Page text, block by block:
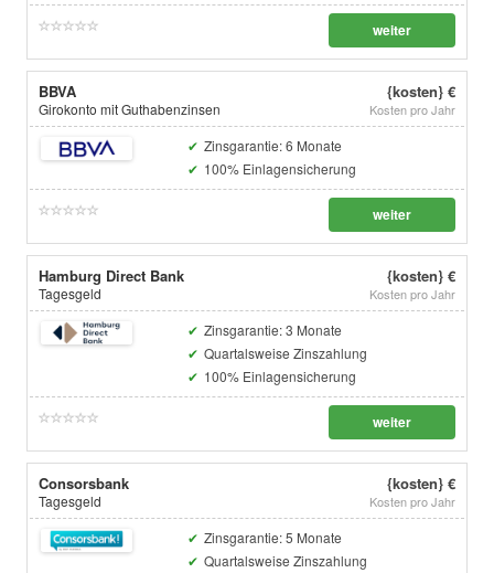
weiter
BBVA
Girokonto mit Guthabenzinsen
{kosten} €
Kosten pro Jahr
Zinsgarantie: 6 Monate
100% Einlagensicherung
weiter
Hamburg Direct Bank
Tagesgeld
{kosten} €
Kosten pro Jahr
Zinsgarantie: 3 Monate
Quartalsweise Zinszahlung
100% Einlagensicherung
weiter
Consorsbank
Tagesgeld
{kosten} €
Kosten pro Jahr
Zinsgarantie: 5 Monate
Quartalsweise Zinszahlung